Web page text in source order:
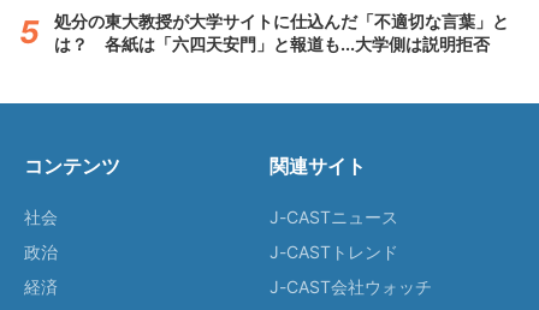
処分の東大教授が大学サイトに仕込んだ「不適切な言葉」と
は？ 各紙は「六四天安門」と報道も...大学側は説明拒否
コンテンツ
社会
政治
経済
関連サイト
J-CASTニュース
J-CASTトレンド
J-CAST会社ウォッチ